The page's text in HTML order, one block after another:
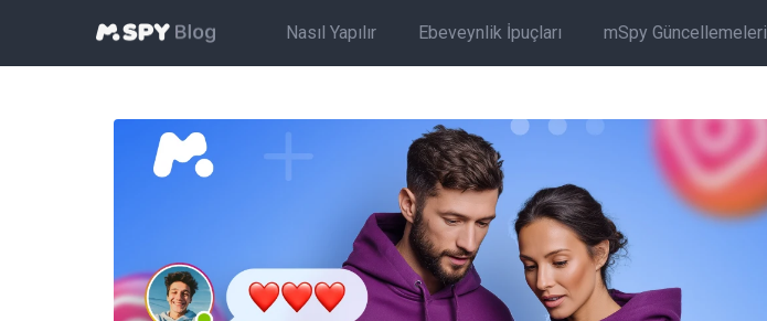
Nasıl Yapılır Ebeveynlik İpuçları mSpy Güncellemeleri